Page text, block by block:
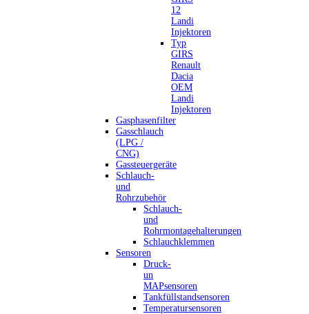
12
Landi
Injektoren
Typ
GIRS
Renault
Dacia
OEM
Landi
Injektoren
Gasphasenfilter
Gasschlauch
(LPG /
CNG)
Gassteuergeräte
Schlauch-
und
Rohrzubehör
Schlauch-
und
Rohrmontagehalterungen
Schlauchklemmen
Sensoren
Druck-
un
MAPsensoren
Tankfüllstandsensoren
Temperatursensoren